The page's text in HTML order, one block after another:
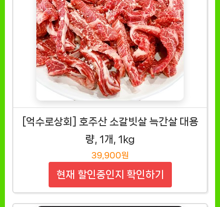
[억수로상회] 호주산 소갈빗살 늑간살 대용
량, 1개, 1kg
39,900원
현재 할인중인지 확인하기